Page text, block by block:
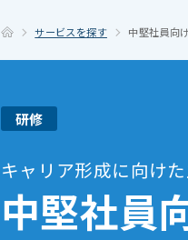
サービスを探す 中堅社員向
研修
キャリア形成に向け
中堅社員